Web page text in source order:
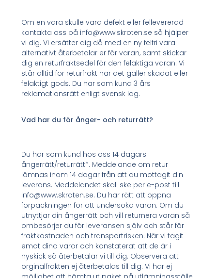
Om en vara skulle vara defekt eller fellevererad
kontakta oss på info@www.skroten.se så hjälper
vi dig. Vi ersätter dig då med en ny felfri vara
alternativt återbetalar er för varan, samt skickar
dig en returfraktsedel för den felaktiga varan. Vi
står alltid för returfrakt när det gäller skadat eller
felaktigt gods. Du har som kund 3 års
reklamationsrätt enligt svensk lag.
Vad har du för ånger- och returrätt?
Du har som kund hos oss 14 dagars
ångerrätt/returrätt*. Meddelande om retur
lämnas inom 14 dagar från att du mottagit din
leverans. Meddelandet skall ske per e-post till
info@www.skroten.se. Du har rätt att öppna
förpackningen för att undersöka varan. Om du
utnyttjar din ångerrätt och vill returnera varan så
ombesörjer du för leveransen själv och står för
fraktkostnaden och transportrisken. När vi tagit
emot dina varor och konstaterat att de är i
nyskick så återbetalar vi till dig. Observera att
orginalfrakten ej återbetalas till dig. Vi har ej